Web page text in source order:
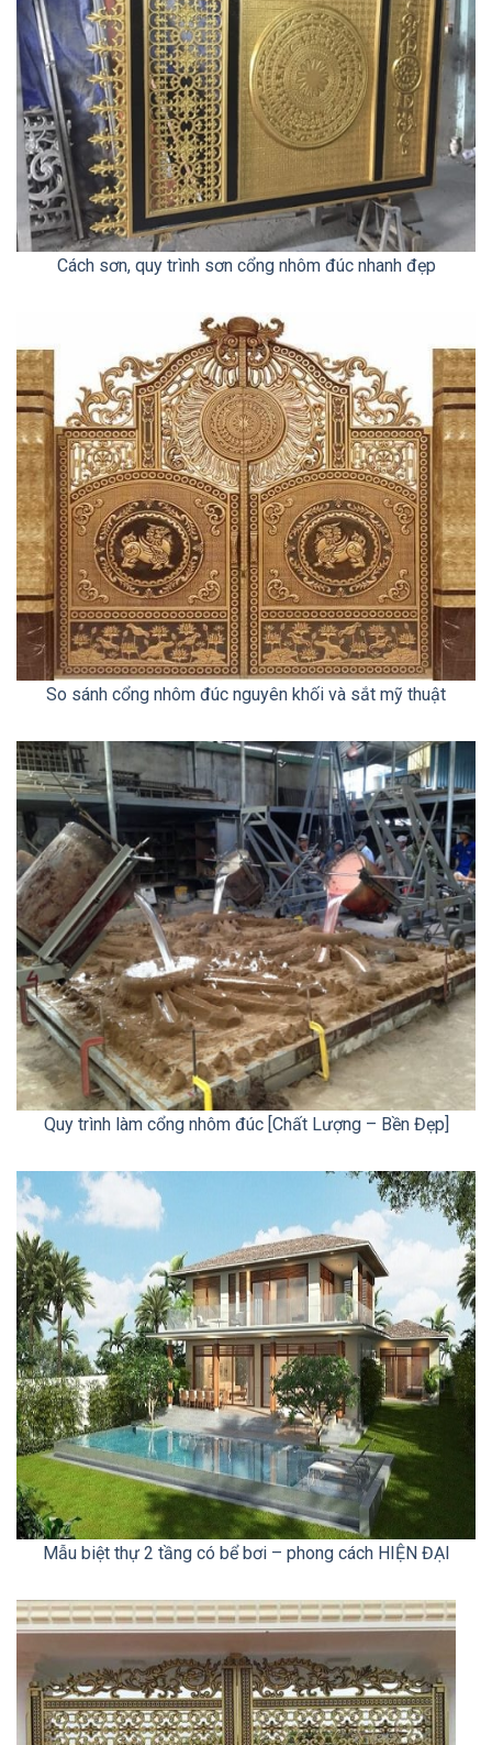
Cách sơn, quy trình sơn cổng nhôm đúc nhanh đẹp
So sánh cổng nhôm đúc nguyên khối và sắt mỹ thuật
Quy trình làm cổng nhôm đúc [Chất Lượng – Bền Đẹp]
Mẫu biệt thự 2 tầng có bể bơi – phong cách HIỆN ĐẠI